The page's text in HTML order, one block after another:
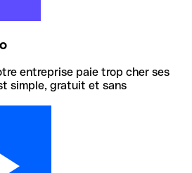
entreprise paie trop cher ses
simple, gratuit et sans